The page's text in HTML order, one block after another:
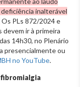
inalterável
Os PLs 872/2024 e
devem ir à primeira
14h30, no Plenário
presencialmente ou
no YouTube.